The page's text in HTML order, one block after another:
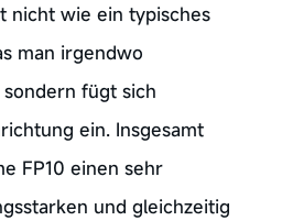
nicht wie ein typisches
man irgendwo
sondern fügt sich
ein. Insgesamt
FP10 einen sehr
und gleichzeitig